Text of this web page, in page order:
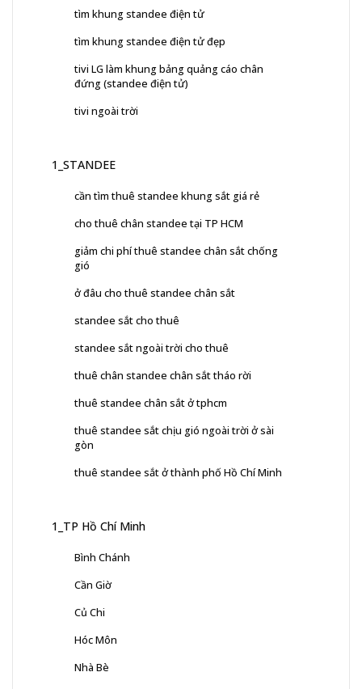
tìm khung standee điện tử
tìm khung standee điện tử đẹp
tivi LG làm khung bảng quảng cáo chân
đứng (standee điện tử)
tivi ngoài trời
1_STANDEE
cần tìm thuê standee khung sắt giá rẻ
cho thuê chân standee tại TP HCM
giảm chi phí thuê standee chân sắt chống
gió
ở đâu cho thuê standee chân sắt
standee sắt cho thuê
standee sắt ngoài trời cho thuê
thuê chân standee chân sắt tháo rời
thuê standee chân sắt ở tphcm
thuê standee sắt chịu gió ngoài trời ở sài
gòn
thuê standee sắt ở thành phố Hồ Chí Minh
1_TP Hồ Chí Minh
Bình Chánh
Cần Giờ
Củ Chi
Hóc Môn
Nhà Bè